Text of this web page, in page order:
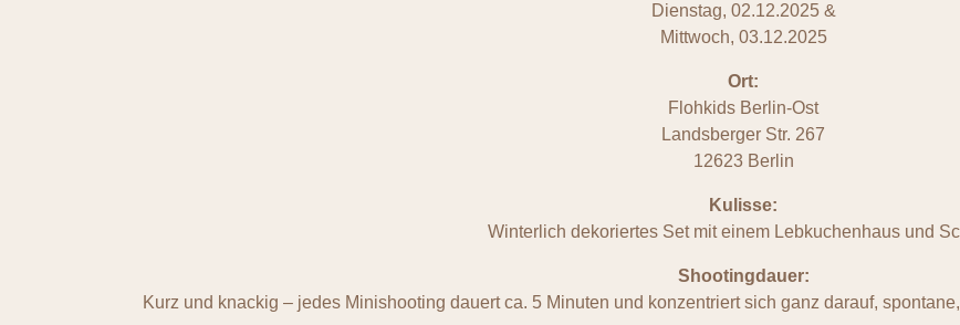
Dienstag, 02.12.2025 &
Mittwoch, 03.12.2025
Ort:
Flohkids Berlin-Ost
Landsberger Str. 267
12623 Berlin
Kulisse:
Winterlich dekoriertes Set mit einem Lebkuchenhaus und
Shootingdauer:
Kurz und knackig – jedes Minishooting dauert ca. 5 Minuten und konzentriert sich ganz darauf,